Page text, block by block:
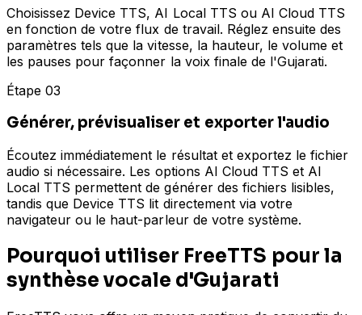
Choisissez Device TTS, AI Local TTS ou AI Cloud TTS
en fonction de votre flux de travail. Réglez ensuite des
paramètres tels que la vitesse, la hauteur, le volume et
les pauses pour façonner la voix finale de l'Gujarati.
Étape 03
Générer, prévisualiser et exporter l'audio
Écoutez immédiatement le résultat et exportez le fichier
audio si nécessaire. Les options AI Cloud TTS et AI
Local TTS permettent de générer des fichiers lisibles,
tandis que Device TTS lit directement via votre
navigateur ou le haut-parleur de votre système.
Pourquoi utiliser FreeTTS pour la
synthèse vocale d'Gujarati